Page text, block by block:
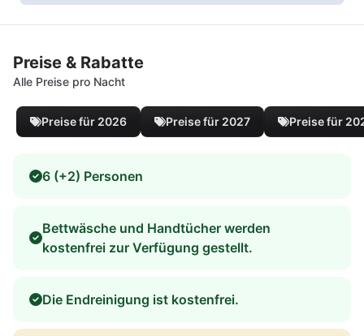
Preise & Rabatte
Alle Preise pro Nacht
Preise für 2026 Preise für 2027 Preise für
6 (+2) Personen
Bettwäsche und Handtücher werden
kostenfrei zur Verfügung gestellt.
Die Endreinigung ist kostenfrei.